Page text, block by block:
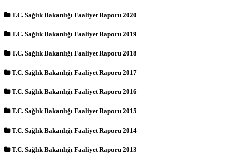
T.C. Sağlık Bakanlığı Faaliyet Raporu 2020
T.C. Sağlık Bakanlığı Faaliyet Raporu 2019
T.C. Sağlık Bakanlığı Faaliyet Raporu 2018
T.C. Sağlık Bakanlığı Faaliyet Raporu 2017
T.C. Sağlık Bakanlığı Faaliyet Raporu 2016
T.C. Sağlık Bakanlığı Faaliyet Raporu 2015
T.C. Sağlık Bakanlığı Faaliyet Raporu 2014
T.C. Sağlık Bakanlığı Faaliyet Raporu 2013